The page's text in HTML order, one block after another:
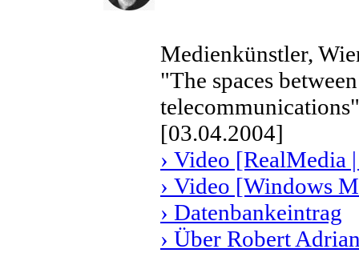
Medienkünstler,
"The spaces
[03.04.2004]
› Video [RealMedia
› Video [Windows
› Datenbankeintrag
› Über Robert